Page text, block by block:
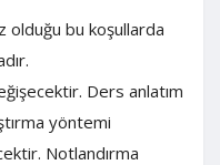
olduğu bu koşullarda
Ders anlatım
yöntemi
Notlandırma